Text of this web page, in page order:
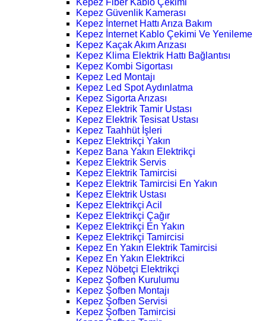
Kepez Fiber Kablo Çekimi
Kepez Güvenlik Kamerası
Kepez İnternet Hattı Arıza Bakım
Kepez İnternet Kablo Çekimi Ve Yenileme
Kepez Kaçak Akım Arızası
Kepez Klima Elektrik Hattı Bağlantısı
Kepez Kombi Sigortası
Kepez Led Montajı
Kepez Led Spot Aydınlatma
Kepez Sigorta Arızası
Kepez Elektrik Tamir Ustası
Kepez Elektrik Tesisat Ustası
Kepez Taahhüt İşleri
Kepez Elektrikçi Yakın
Kepez Bana Yakın Elektrikçi
Kepez Elektrik Servis
Kepez Elektrik Tamircisi
Kepez Elektrik Tamircisi En Yakın
Kepez Elektrik Ustası
Kepez Elektrikçi Acil
Kepez Elektrikçi Çağır
Kepez Elektrikçi En Yakın
Kepez Elektrikçi Tamircisi
Kepez En Yakın Elektrik Tamircisi
Kepez En Yakın Elektrikci
Kepez Nöbetçi Elektrikçi
Kepez Şofben Kurulumu
Kepez Şofben Montajı
Kepez Şofben Servisi
Kepez Şofben Tamircisi